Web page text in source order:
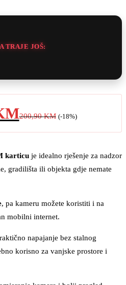
TRAJE JOŠ:
200,90KM (-18%)
karticu je idealno rješenje za nadzor
gradilišta ili objekta gdje nemate
, pa kameru možete koristiti i na
mobilni internet.
napajanje bez stalnog
korisno za vanjske prostore i